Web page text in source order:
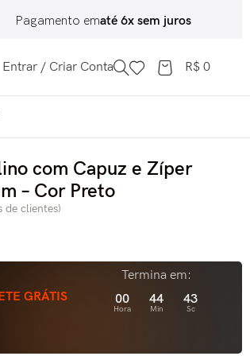
ematé 6x sem juros
Entrar / Criar Conta R$ 0
com Capuz e Zíper
– Cor Preto
de clientes)
GRÁTIS
Termina em:
00
Hora
44
Min
41
Sc